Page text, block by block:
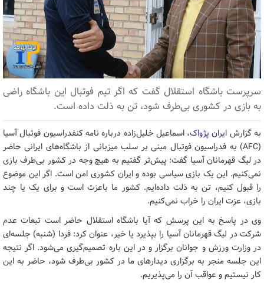
سرپرست باشگاه استقلال گفت که اگر تیم فوتبال این باشگاه راضی
به بازی در کشوری بی‌طرف شود، تن به ذلت داده است.
به گزارش ایران پژواک، اسماعیل خلیل‌زاده درباره نامه کنفدراسیون فوتبال آسیا
(AFC) به فدراسیون فوتبال مبنی بر سلب میزبانی از باشگاه‌های ایرانی حاضر
در لیگ قهرمانان آسیا گفت: پیش‌تر گفتیم به هیچ وجه در کشور بی‌طرف بازی
نمی‌کنیم. این یک بازی سیاسی بوده و ایران کشوری امن است. اگر این موضوع
را قبول کنیم، تن به ذلت داده‌ایم. کشور ما باعزت است و برای یک یا چند
بازی، عزت ایران را خراب نمی‌کنیم.
وی در پاسخ به این پرسش که آیا باشگاه استقلال حاضر است تبعات عدم
شرکت در لیگ قهرمانان آسیا را بپذیرد یا خیر، عنوان کرد: فردا (شنبه) جلسه‌ای
در وزارت ورزش و جوانان برگزار و در این باره تصمیم‌گیری می‌شود. اگر نتیجه
این جلسه منجر به برگزاری دیدارهای ما در کشور بی‌طرف شود، حاضر به این
کار نیستیم و عواقب آن را می‌پذیریم.